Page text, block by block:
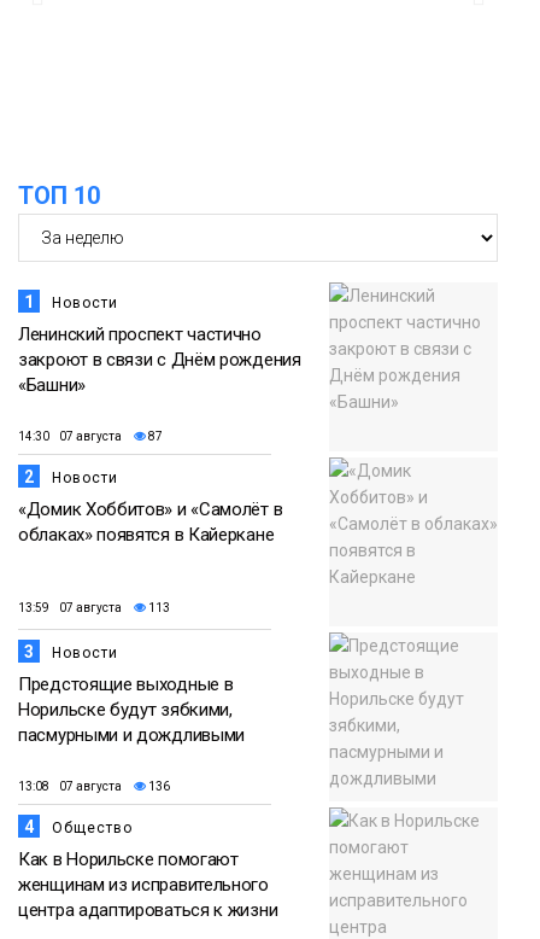
ТОП 10
1 Новости
Ленинский проспект частично
закроют в связи с Днём рождения
«Башни»
14:30 07 августа 87
2 Новости
«Домик Хоббитов» и «Самолёт в
облаках» появятся в Кайеркане
13:59 07 августа 113
3 Новости
Предстоящие выходные в
Норильске будут зябкими,
пасмурными и дождливыми
13:08 07 августа 136
4 Общество
Как в Норильске помогают
женщинам из исправительного
центра адаптироваться к жизни